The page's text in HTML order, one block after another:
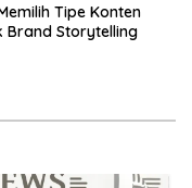
Tipe Konten
Brand Storytelling